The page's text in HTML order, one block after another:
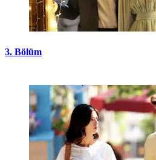
3. Bölüm